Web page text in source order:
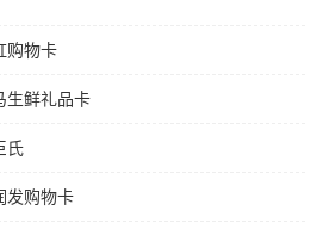
购物卡
生鲜礼品卡
氏
发购物卡